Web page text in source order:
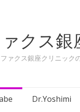
クス
ァクス銀座クリニック
Dr.Yoshimi